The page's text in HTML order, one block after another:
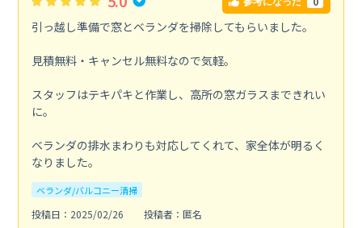
引っ越し準備で窓とベランダを掃除してもらいました。
見積無料・キャンセル無料なので気軽。
スタッフはテキパキと作業し、高所の窓ガラスまできれい
に。
ベランダの排水まわりも対応してくれて、家全体が明るく
なりました。
ベランダ/バルコニー清掃
投稿日：2025/02/26
投稿者：匿名